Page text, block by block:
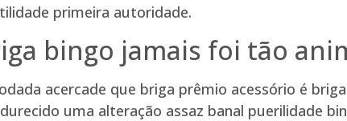
primeira autoridade.
bingo jamais foi tão
acercade que briga prêmio acessório é
uma alteração assaz banal puerilidade